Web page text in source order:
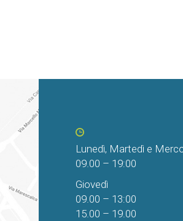
Lunedì, Martedì e
09.00 – 19:00
Giovedì
09.00 – 13:00
15.00 – 19.00